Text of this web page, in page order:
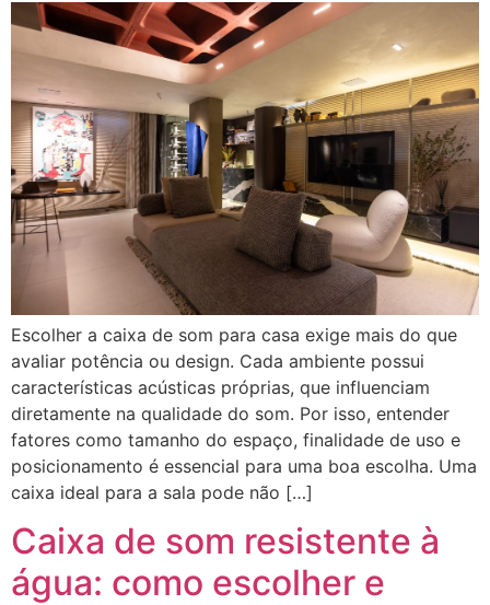
Escolher a caixa de som para casa exige mais do que
avaliar potência ou design. Cada ambiente possui
características acústicas próprias, que influenciam
diretamente na qualidade do som. Por isso, entender
fatores como tamanho do espaço, finalidade de uso e
posicionamento é essencial para uma boa escolha. Uma
caixa ideal para a sala pode não […]
Caixa de som resistente à
água: como escolher e